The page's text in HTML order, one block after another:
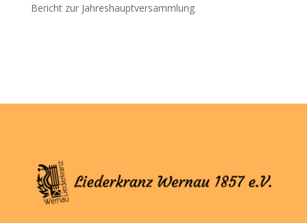
Bericht zur Jahreshauptversammlung